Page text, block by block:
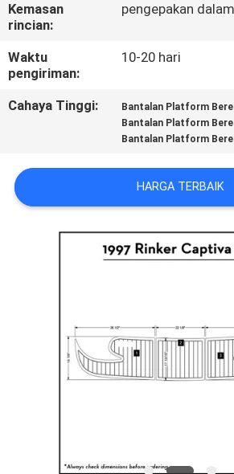
KONTROL
KUALITAS
HUBUNGI
BERITA
PERMINTAAN
SITEMAP
PRIVACY
Kemasan
rincian:
pengepakan
Waktu
pengiriman:
10-20 hari
Cahaya Tinggi: Bantalan Platform
Bantalan Platform
Bantalan Platform
HARGA TERBAIK